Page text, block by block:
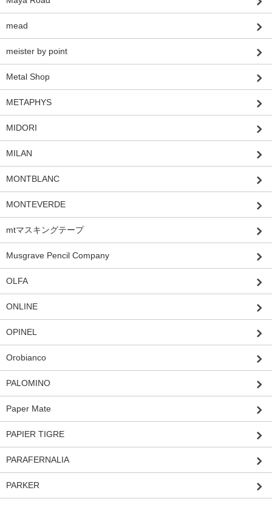
mead
meister by point
Metal Shop
METAPHYS
MIDORI
MILAN
MONTBLANC
MONTEVERDE
mtマスキングテープ
Musgrave Pencil Company
OLFA
ONLINE
OPINEL
Orobianco
PALOMINO
Paper Mate
PAPIER TIGRE
PARAFERNALIA
PARKER